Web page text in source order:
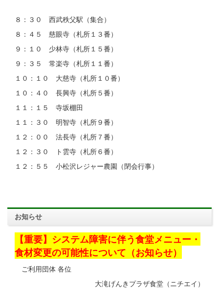
８：３０ 西武秩父駅（集合）
８：４５ 慈眼寺（札所１３番）
９：１０ 少林寺（札所１５番）
９：３５ 常楽寺（札所１１番）
１０：１０ 大慈寺（札所１０番）
１０：４０ 長興寺（札所５番）
１１：１５ 寺坂棚田
１１：３０ 明智寺（札所９番）
１２：００ 法長寺（札所７番）
１２：３０ ト雲寺（札所６番）
１２：５５ 小松沢レジャー農園（閉会行事）
お知らせ
【重要】システム障害に伴う食堂メニュー・
食材変更の可能性について（お知らせ）
ご利用団体 各位
大滝げんきプラザ食堂（ニチエイ）